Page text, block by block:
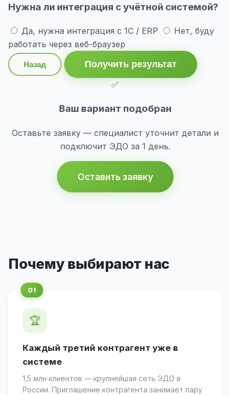
Нужна ли интеграция с учётной системой?
Да, нужна интеграция с 1С / ERP
Нет, буду
работать через веб-браузер
Назад
Получить результат
✅
Ваш вариант подобран
Оставьте заявку — специалист уточнит детали и
подключит ЭДО за 1 день.
Оставить заявку
Почему выбирают нас
🏆
Каждый третий контрагент уже в
системе
1,5 млн клиентов — крупнейшая сеть ЭДО в
России. Приглашение контрагента занимает пару